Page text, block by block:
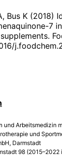
Bus K (2018)
7
und Arbeitsmedizin
und
Darmstadt
98